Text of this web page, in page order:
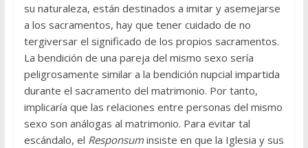
su naturaleza, están destinados a imitar y asemejarse
a los sacramentos, hay que tener cuidado de no
tergiversar el significado de los propios sacramentos.
La bendición de una pareja del mismo sexo sería
peligrosamente similar a la bendición nupcial impartida
durante el sacramento del matrimonio. Por tanto,
implicaría que las relaciones entre personas del mismo
sexo son análogas al matrimonio. Para evitar tal
escándalo, el Responsuminsiste en que la Iglesia y sus